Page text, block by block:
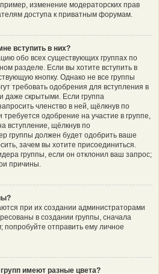
изменение модераторских прав
доступа к приватным форумам.
вступить в них?
обо всех существующих группах по
разделе. Если вы хотите вступить в
кнопку. Однако не все группы
требовать одобрения для вступления в
даже скрытыми. Если группа
членство в ней, щёлкнув по
одобрение на участие в группе,
вступление, щёлкнув по
группы должен будет одобрить ваше
зачем вы хотите присоединиться.
группы, если он отклонил ваш запрос;
причины.
при их создании администраторами
в создании группы, сначала
попробуйте отправить ему личное
имеют разные цвета?